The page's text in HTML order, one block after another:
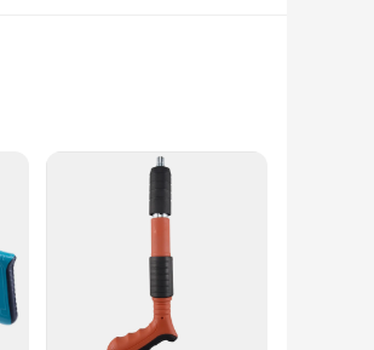
non-slip grip, provides comfort
enabling you to tackle the
to carry, while the multiple